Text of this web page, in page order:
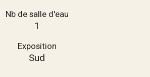
Nb de salle d'eau
1
Exposition
Sud